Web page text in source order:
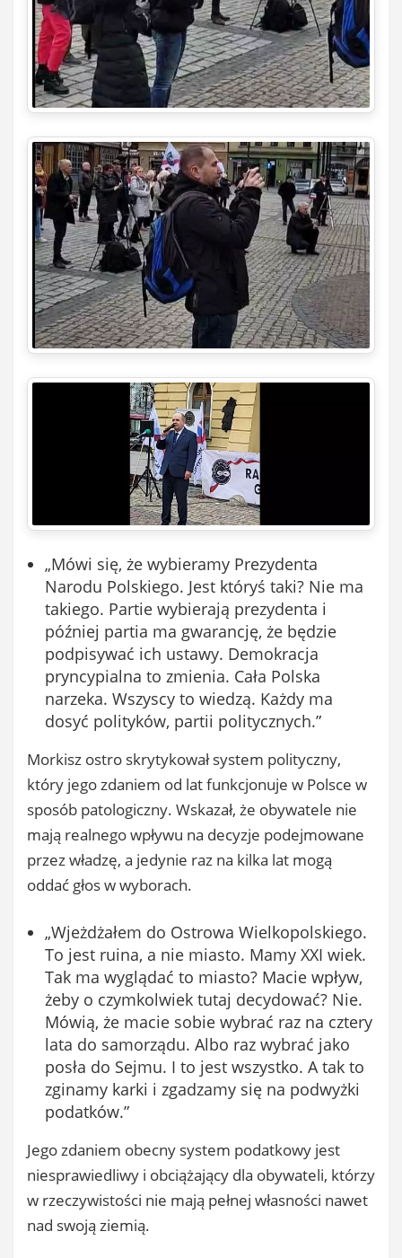
„Mówi się, że wybieramy Prezydenta
Narodu Polskiego. Jest któryś taki? Nie ma
takiego. Partie wybierają prezydenta i
później partia ma gwarancję, że będzie
podpisywać ich ustawy. Demokracja
pryncypialna to zmienia. Cała Polska
narzeka. Wszyscy to wiedzą. Każdy ma
dosyć polityków, partii politycznych.”
Morkisz ostro skrytykował system polityczny,
który jego zdaniem od lat funkcjonuje w Polsce w
sposób patologiczny. Wskazał, że obywatele nie
mają realnego wpływu na decyzje podejmowane
przez władzę, a jedynie raz na kilka lat mogą
oddać głos w wyborach.
„Wjeżdżałem do Ostrowa Wielkopolskiego.
To jest ruina, a nie miasto. Mamy XXI wiek.
Tak ma wyglądać to miasto? Macie wpływ,
żeby o czymkolwiek tutaj decydować? Nie.
Mówią, że macie sobie wybrać raz na cztery
lata do samorządu. Albo raz wybrać jako
posła do Sejmu. I to jest wszystko. A tak to
zginamy karki i zgadzamy się na podwyżki
podatków.”
Jego zdaniem obecny system podatkowy jest
niesprawiedliwy i obciążający dla obywateli, którzy
w rzeczywistości nie mają pełnej własności nawet
nad swoją ziemią.